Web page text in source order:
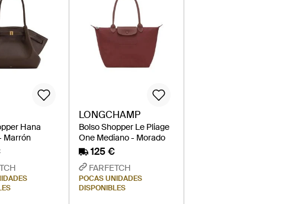
Hana
Marrón
LONGCHAMP
Bolso Shopper Le Pliage
One Mediano - Morado
125 €
FARFETCH
POCAS UNIDADES
DISPONIBLES